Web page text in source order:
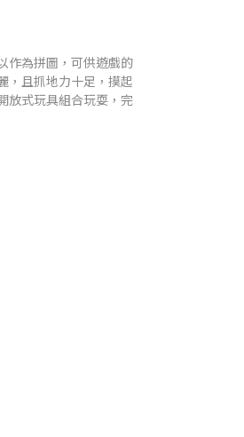
作為拼圖，可供遊戲的
，且抓地力十足，摸起
放式玩具組合玩耍，完